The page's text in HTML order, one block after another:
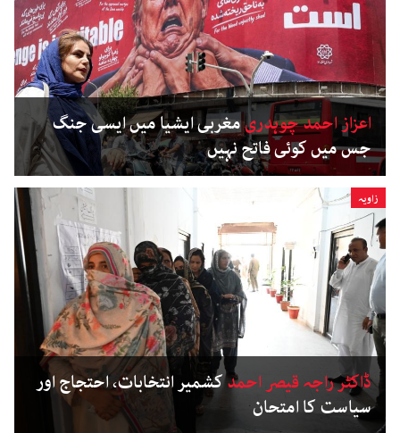
اعزاز احمد چوہدریمغربی ایشیا میں ایسی جنگ
جس میں کوئی فاتح نہیں
زاویہ
ڈاکٹر راجہ قیصر احمدکشمیر انتخابات، احتجاج اور
سیاست کا امتحان